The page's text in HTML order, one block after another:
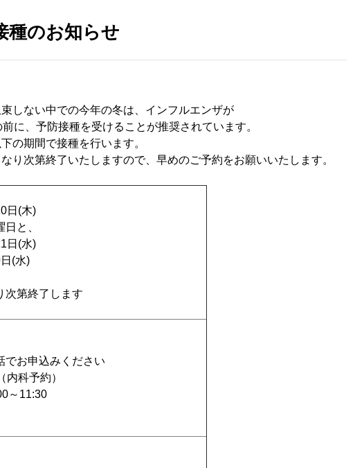
種のお知らせ
しない中での今年の冬は、インフルエンザが
に、予防接種を受けることが推奨されています。
の期間で接種を行います。
り次第終了いたしますので、早めのご予約をお願いいたします。
日(木)
と、
日(水)
(水)
次第終了します
でお申込みください
（内科予約）
～11:30